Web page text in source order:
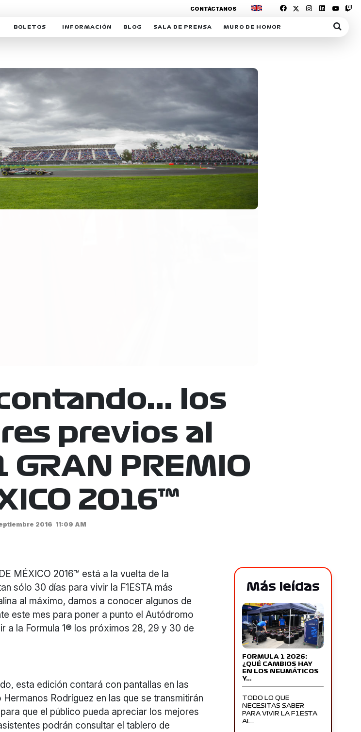
NOSOTROS
BOLETOS INFORMACIÓN
MOTORSPORT ACADEMY
VOLUNTARIOS
EXPOSICIÓN FOTOGRÁFICA
CAMPEONATO
PATROCINADORES
LEGALES TICKETMASTER
BLOG
INTERACTIVOS
SALA DE PRENSA MURO DE HONOR
CONTÁCTANOS
los
previos al
GRAN PREMIO
2016™
2016 11:09 AM
MÉXICO 2016™ está a la vuelta de la
sólo 30 días para vivir la F1ESTA más
al máximo, damos a conocer algunos de
este mes para poner a punto el Autódromo
a la Formula 1® los próximos 28, 29 y 30 de
esta edición contará con pantallas en las
Rodríguez en las que se transmitirán
que el público pueda apreciar los mejores
podrán consultar el tablero de
Más leídas
FORMULA 1 2026:
¿QUÉ CAMBIOS HAY
EN LOS NEUMÁTICOS
Y…
TODO LO QUE
NECESITAS SABER
PARA VIVIR LA F1ESTA
AL…